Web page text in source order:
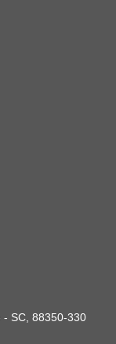
- SC, 88350-330